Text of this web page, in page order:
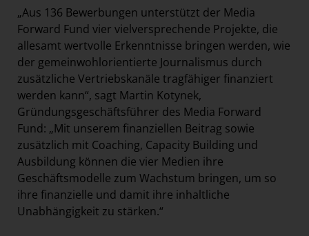
„Aus 136 Bewerbungen unterstützt der Media
Forward Fund vier vielversprechende Projekte, die
allesamt wertvolle Erkenntnisse bringen werden, wie
der gemeinwohlorientierte Journalismus durch
zusätzliche Vertriebskanäle tragfähiger finanziert
werden kann“, sagt Martin Kotynek,
Gründungsgeschäftsführer des Media Forward
Fund: „Mit unserem finanziellen Beitrag sowie
zusätzlich mit Coaching, Capacity Building und
Ausbildung können die vier Medien ihre
Geschäftsmodelle zum Wachstum bringen, um so
ihre finanzielle und damit ihre inhaltliche
Unabhängigkeit zu stärken.“